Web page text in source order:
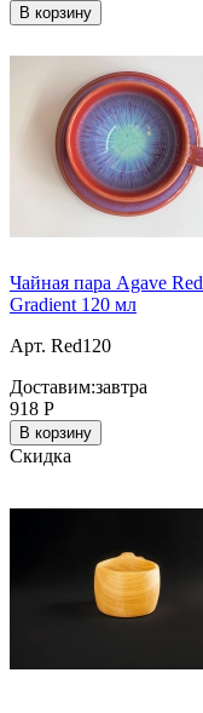
В корзину
Чайная пара Agave Red
Gradient 120 мл
Арт. Red120
Доставим:завтра
918 Р
В корзину
Скидка